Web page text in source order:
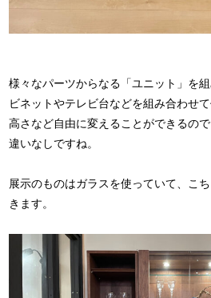
様々なパーツからなる「ユニット」を
ビネットやテレビ台などを組み合わせ
高さなど自由に変えることができるの
違いなしですね。
展示のものはガラスを使っていて、こ
きます。